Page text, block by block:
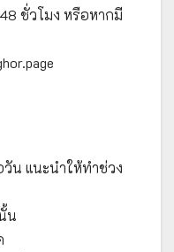
ชั่วโมง หรือหากมี
น แนะนำให้ทำช่วง
น